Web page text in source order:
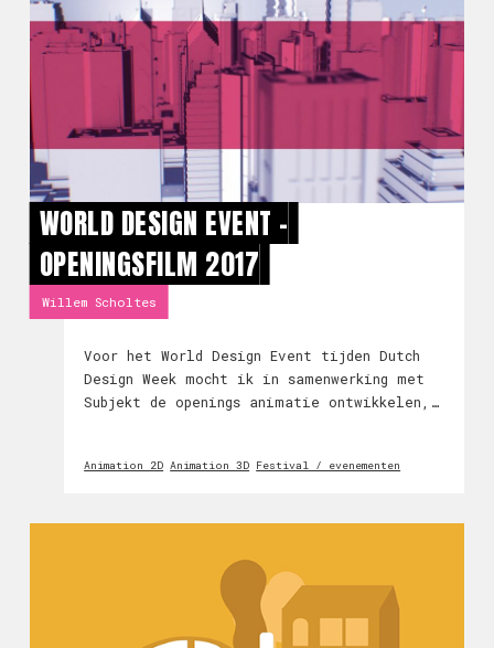
WORLD DESIGN EVENT -
OPENINGSFILM 2017
Willem Scholtes
Voor het World Design Event tijden Dutch
Design Week mocht ik in samenwerking met
Subjekt de openings animatie ontwikkelen,
om aan te werken!
Animation 2D Animation 3D Festival / evenementen